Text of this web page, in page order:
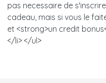
pas necessaire de
cadeau, mais si vous le
et <strong>un credit
</li> </ul>